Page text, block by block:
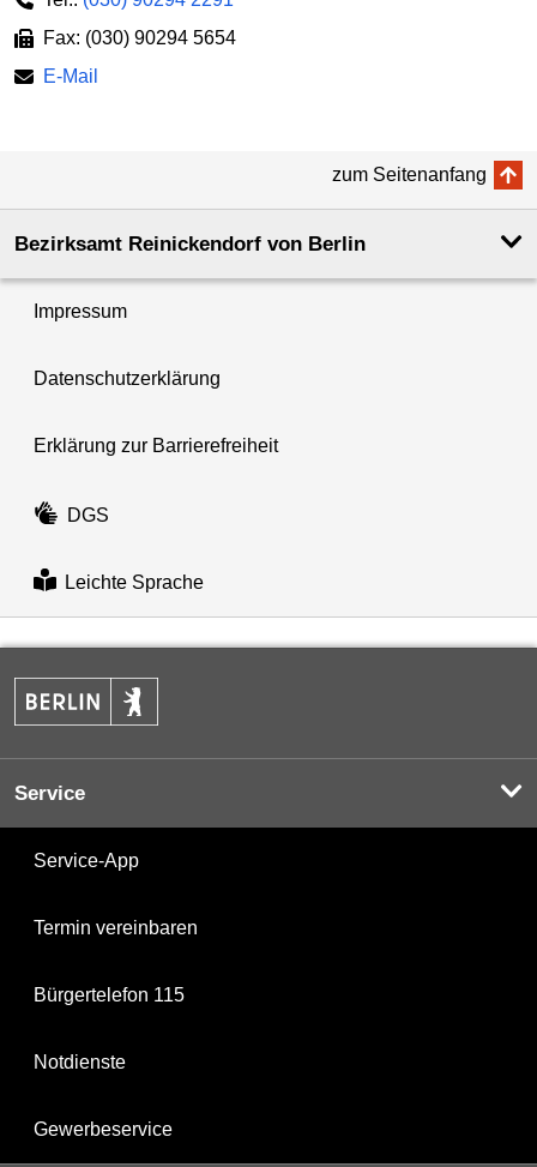
Fax: (030) 90294 5654
E-Mail
zum Seitenanfang
Bezirksamt Reinickendorf von Berlin
Impressum
Datenschutzerklärung
Erklärung zur Barrierefreiheit
DGS
Leichte Sprache
Service
Service-App
Termin vereinbaren
Bürgertelefon 115
Notdienste
Gewerbeservice